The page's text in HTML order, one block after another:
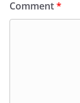
Comment*